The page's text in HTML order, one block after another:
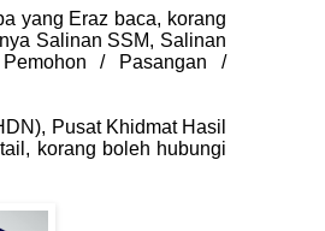
yang Eraz baca, korang
Salinan SSM, Salinan
/ Pasangan /
Pusat Khidmat Hasil
korang boleh hubungi